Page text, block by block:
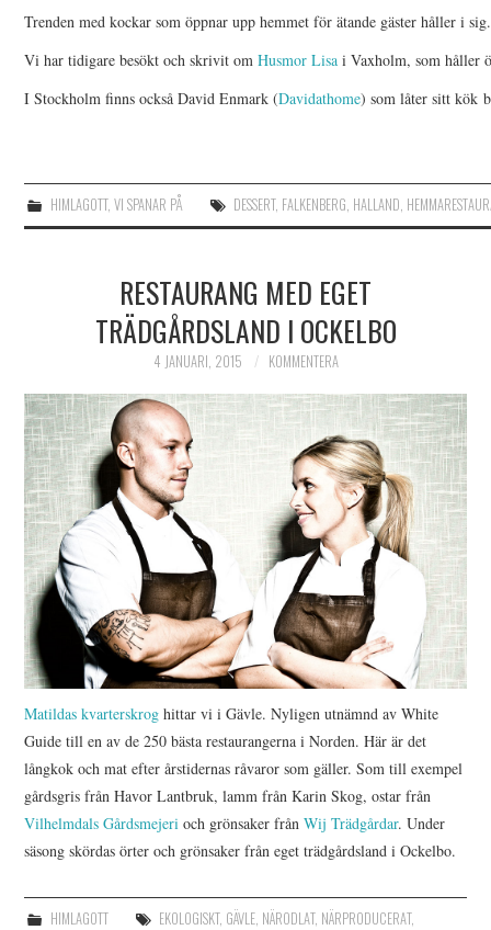
Trenden med kockar som öppnar upp hemmet för ätande gäster håller i
Vi har tidigare besökt och skrivit omHusmor Lisa i Vaxholm, som håller
I Stockholm finns också David Enmark (Davidathome) som låter sitt kök
HIMLAGOTT, VI SPANAR PÅ DESSERT, FALKENBERG, HALLAND,
RESTAURANG MED EGET
TRÄDGÅRDSLAND I OCKELBO
4 JANUARI, 2015 KOMMENTERA
Matildas kvarterskroghittar vi i Gävle. Nyligen utnämnd av White
Guide till en av de 250 bästa restaurangerna i Norden. Här är det
långkok och mat efter årstidernas råvaror som gäller. Som till exempel
gårdsgris från Havor Lantbruk, lamm från Karin Skog, ostar från
Vilhelmdals Gårdsmejerioch grönsaker frånWij Trädgårdar. Under
säsong skördas örter och grönsaker från eget trädgårdsland i Ockelbo.
HIMLAGOTT EKOLOGISKT, GÄVLE, NÄRODLAT, NÄRPRODUCERAT,